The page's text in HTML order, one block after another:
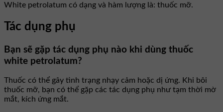
White petrolatum có dạng và hàm lượng là: thuốc mỡ.
Tác dụng phụ
Bạn sẽ gặp tác dụng phụ nào khi dùng thuốc
white petrolatum?
Thuốc có thể gây tình trạng nhạy cảm hoặc dị ứng. Khi bôi
thuốc mỡ, bạn có thể gặp các tác dụng phụ như tạm thời mờ
mắt, kích ứng mắt.